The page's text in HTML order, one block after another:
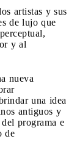
artistas y sus
de lujo que
y al
nueva
una idea
antiguos y
programa e
de